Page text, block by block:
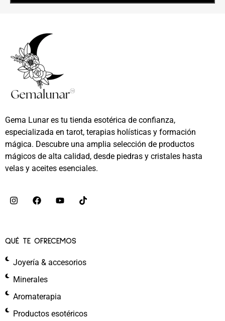
Gema Lunar es tu tienda esotérica de confianza,
especializada en tarot, terapias holísticas y formación
mágica. Descubre una amplia selección de productos
mágicos de alta calidad, desde piedras y cristales hasta
velas y aceites esenciales.
QUÉ TE OFRECEMOS
Joyería & accesorios
Minerales
Aromaterapia
Productos esotéricos